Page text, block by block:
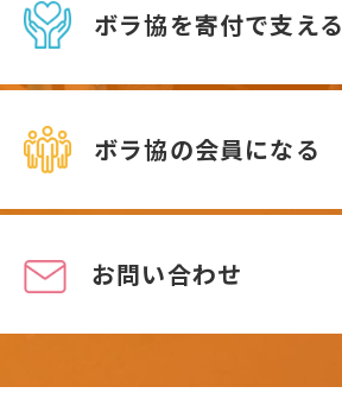
ボラ協を寄付で支える
ボラ協の会員になる
お問い合わせ